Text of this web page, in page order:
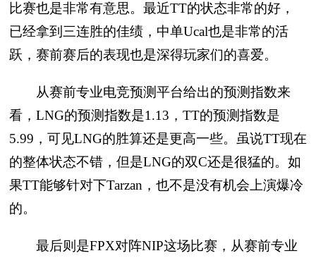
比赛也是非常有意思。最近TT的状态非常的好，
已经拿到三连胜的佳绩，中单Ucal也是非常的活
跃，赛前赛后的表现也是深得玩家们的喜爱。
从赛前专业电竞预测平台给出的预测指数来
看，LNG的预测指数是1.13，TT的预测指数是
5.99，可见LNG的胜算还是更高一些。虽说TT现在
的整体状态不错，但是LNG的双C还是很猛的。如
果TT能够针对下Tarzan，也不是没有机会上演爆冷
的。
最后则是FPX对阵NIP这场比赛，从赛前专业